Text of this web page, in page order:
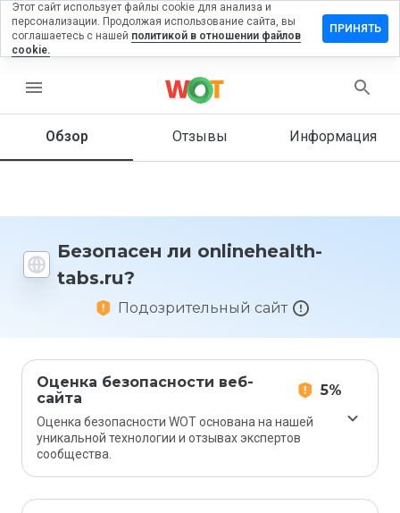
menu
Обзор Отзывы Информация
Безопасен ли onlinehealth-
tabs.ru?
Подозрительный сайт
Оценка безопасности веб-
сайта
5%
Оценка безопасности WOT основана на нашей
уникальной технологии и отзывах экспертов
сообщества.
на
оценили
сайт от
1 до 5?
Этот сайт использует файлы cookie для анализа и
персонализации. Продолжая использование сайта, вы
соглашаетесь с нашей политикой в отношении файлов
cookie.
ПРИНЯТЬ